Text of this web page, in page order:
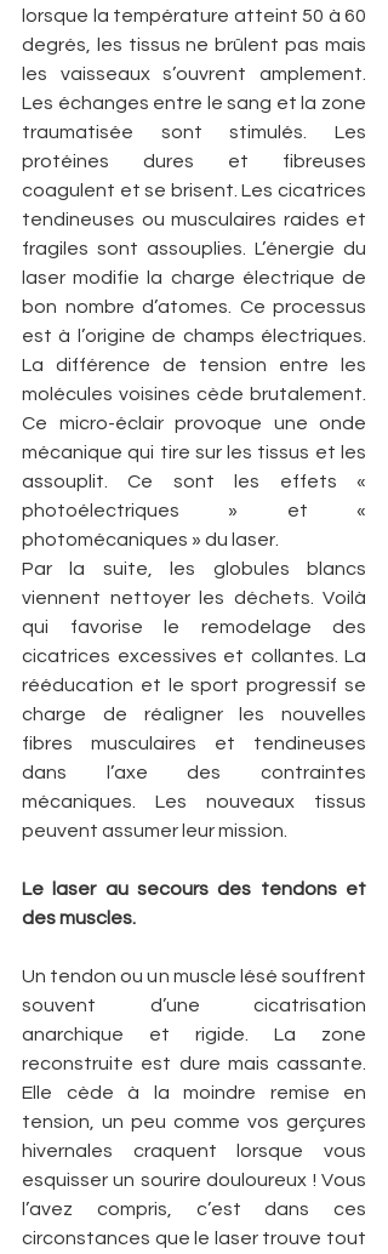
lorsque la température atteint 50 à 60
degrés, les tissus ne brûlent pas mais
les vaisseaux s’ouvrent amplement.
Les échanges entre le sang et la zone
traumatisée sont stimulés. Les
protéines dures et fibreuses
coagulent et se brisent. Les cicatrices
tendineuses ou musculaires raides et
fragiles sont assouplies. L’énergie du
laser modifie la charge électrique de
bon nombre d’atomes. Ce processus
est à l’origine de champs électriques.
La différence de tension entre les
molécules voisines cède brutalement.
Ce micro-éclair provoque une onde
mécanique qui tire sur les tissus et les
assouplit. Ce sont les effets «
photoélectriques » et «
photomécaniques » du laser.
Par la suite, les globules blancs
viennent nettoyer les déchets. Voilà
qui favorise le remodelage des
cicatrices excessives et collantes. La
rééducation et le sport progressif se
charge de réaligner les nouvelles
fibres musculaires et tendineuses
dans l’axe des contraintes
mécaniques. Les nouveaux tissus
peuvent assumer leur mission.
Le laser au secours des tendons et
des muscles.
Un tendon ou un muscle lésé souffrent
souvent d’une cicatrisation
anarchique et rigide. La zone
reconstruite est dure mais cassante.
Elle cède à la moindre remise en
tension, un peu comme vos gerçures
hivernales craquent lorsque vous
esquisser un sourire douloureux ! Vous
l’avez compris, c’est dans ces
circonstances que le laser trouve tout